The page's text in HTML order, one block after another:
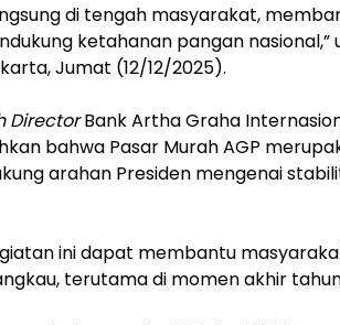
di tengah masyarakat,
ketahanan pangan
Jumat (12/12/2025).
DirectorBank Artha Graha
bahwa Pasar Murah AGP
arahan Presiden mengenai
ini dapat membantu
terutama di momen akhir